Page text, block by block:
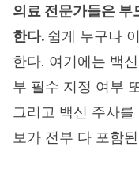
의료 전문가들은 부
한다. 쉽게 누구나
한다. 여기에는 백
부 필수 지정 여부
그리고 백신 주사
보가 전부 다 포함